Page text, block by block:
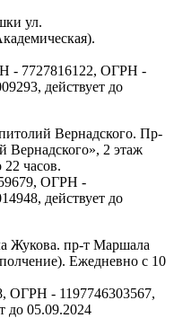
ул.
- 7727816122, ОГРН -
действует до
Вернадского. Пр-
Вернадского», 2 этаж
часов.
ОГРН -
действует до
Жукова. пр-т Маршала
Ежедневно с 10
- 1197746303567,
до 05.09.2024